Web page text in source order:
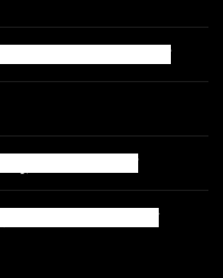
संकटमा
समेत कालो सिसा हटाइयो
सिंहासन’को कथा
हिंसाबाट शान्तितर्फ